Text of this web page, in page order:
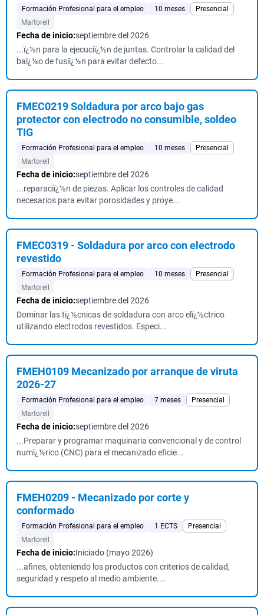
Formación Profesional para el empleo 10 meses
Presencial
Martorell
Fecha de inicio:septiembre del 2026
...ï¿½n para la ejecuciï¿½n de juntas. Controlar la calidad del
baï¿½o de fusiï¿½n para evitar defecto...
FMEC0219 Soldadura por arco bajo gas
protector con electrodo no consumible, soldeo
TIG
Formación Profesional para el empleo 10 meses
Presencial
Martorell
Fecha de inicio:septiembre del 2026
...reparaciï¿½n de piezas. Aplicar los controles de calidad
necesarios para evitar porosidades y proye...
FMEC0319 - Soldadura por arco con electrodo
revestido
Formación Profesional para el empleo 10 meses
Presencial
Martorell
Fecha de inicio:septiembre del 2026
Dominar las tï¿½cnicas de soldadura con arco elï¿½ctrico
utilizando electrodos revestidos. Especi...
FMEH0109 Mecanizado por arranque de viruta
2026-27
Formación Profesional para el empleo 7 meses
Presencial
Martorell
Fecha de inicio:septiembre del 2026
...Preparar y programar maquinaria convencional y de control
numï¿½rico (CNC) para el mecanizado eficie...
FMEH0209 - Mecanizado por corte y
conformado
Formación Profesional para el empleo 1 ECTS
Presencial
Martorell
Fecha de inicio:Iniciado (mayo 2026)
...afines, obteniendo los productos con criterios de calidad,
seguridad y respeto al medio ambiente....